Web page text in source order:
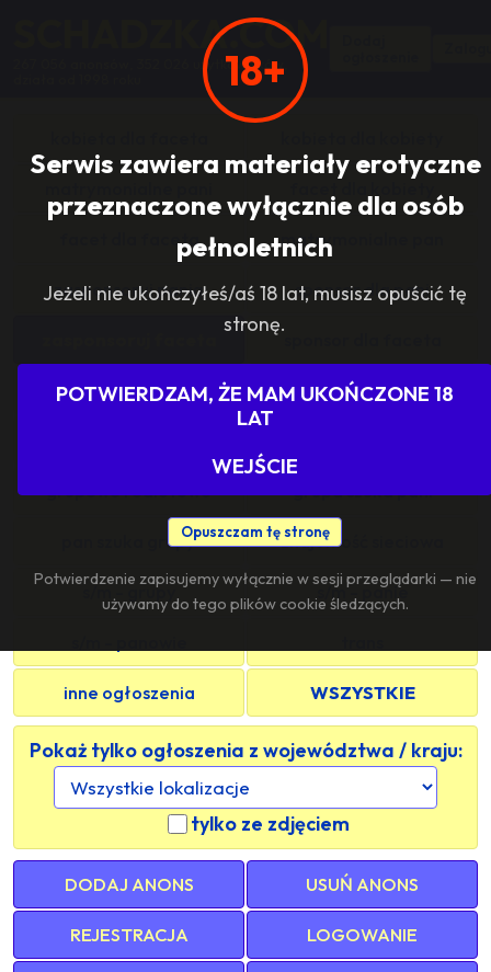
18+
Serwis zawiera materiały erotyczne
przeznaczone wyłącznie dla osób
pełnoletnich
Jeżeli nie ukończyłeś/aś 18 lat, musisz opuścić tę
stronę.
POTWIERDZAM, ŻE MAM UKOŃCZONE 18
LAT
WEJŚCIE
Opuszczam tę stronę
Potwierdzenie zapisujemy wyłącznie w sesji przeglądarki — nie
używamy do tego plików cookie śledzących.
SCHADZKA.COM
267 056 anonsów, 352 026 użytkowników,
facet dla faceta matrymonialne pan
zasponsoruj panią sponsor dla pani
sponsoring grupy agencje towarzyskie
grupowo i odlotowo grupa szuka pani
pan szuka grupy znajomość sieciowa
s/m - grupy s/m - panie
inne ogłoszenia WSZYSTKIE
Pokaż tylko ogłoszenia z województwa / kraju:
tylko ze zdjęciem
DODAJ ANONS USUŃ ANONS
REJESTRACJA LOGOWANIE